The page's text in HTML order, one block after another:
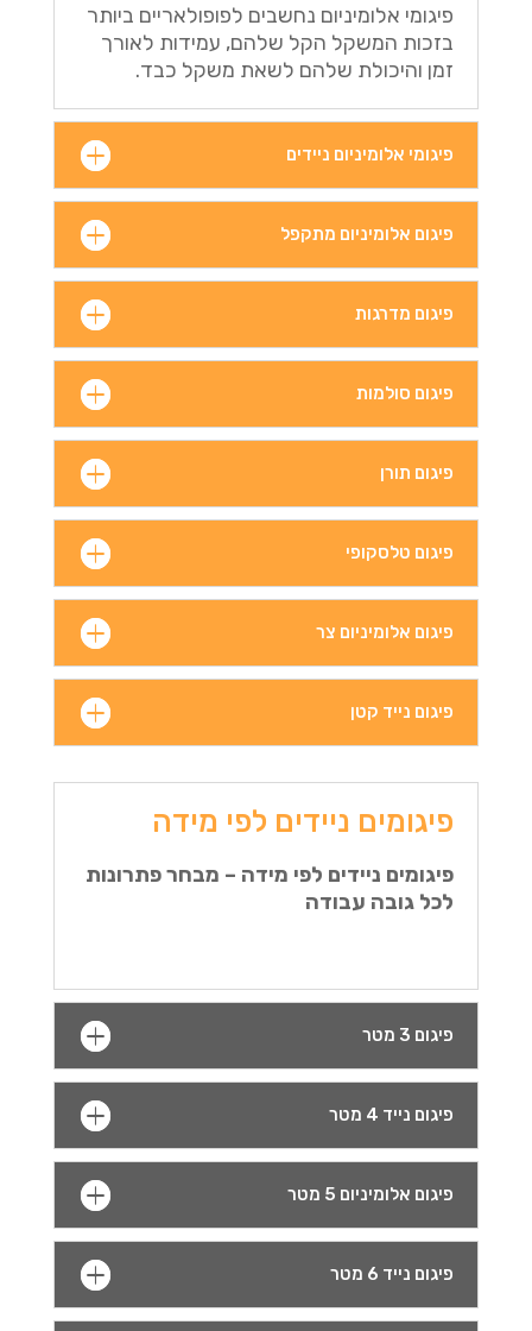
פיגומי אלומיניום נחשבים לפופולאריים ביותר
בזכות המשקל הקל שלהם, עמידות לאורך
זמן והיכולת שלהם לשאת משקל כבד.
פיגומי אלומיניום ניידים
פיגום אלומיניום מתקפל
פיגום מדרגות
פיגום סולמות
פיגום תורן
פיגום טלסקופי
פיגום אלומיניום צר
פיגום נייד קטן
פיגומים ניידים לפי מידה
פיגומים ניידים לפי מידה – מבחר פתרונות
לכל גובה עבודה
פיגום 3 מטר
פיגום נייד 4 מטר
פיגום אלומיניום 5 מטר
פיגום נייד 6 מטר